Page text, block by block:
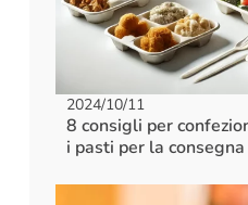
2024/10/11
8 consigli per
i pasti per la